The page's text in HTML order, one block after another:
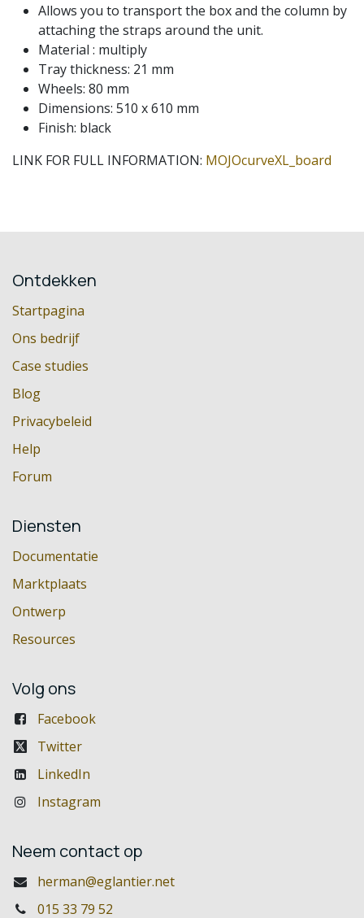
Allows you to transport the box and the column by
attaching the straps around the unit.
Material : multiply
Tray thickness: 21 mm
Wheels: 80 mm
Dimensions: 510 x 610 mm
Finish: black
LINK FOR FULL INFORMATION: MOJOcurveXL_board
Ontdekken
Startpagina
Ons bedrijf
Case studies
Blog
Privacybeleid
Help
Forum
Diensten
Documentatie
Marktplaats
Ontwerp
Resources
Volg ons
Facebook
Twitter
LinkedIn
Instagram
Neem contact op
herman@eglantier.net
015 33 79 52